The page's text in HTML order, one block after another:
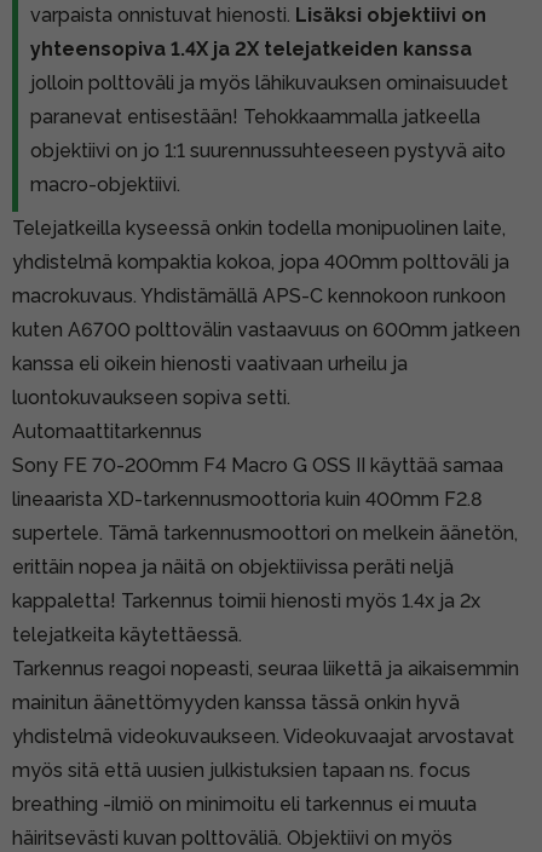
varpaista onnistuvat hienosti. Lisäksi objektiivi on
yhteensopiva 1.4X ja 2X telejatkeiden kanssa
jolloin polttoväli ja myös lähikuvauksen ominaisuudet
paranevat entisestään! Tehokkaammalla jatkeella
objektiivi on jo 1:1 suurennussuhteeseen pystyvä aito
macro-objektiivi.
Telejatkeilla kyseessä onkin todella monipuolinen laite,
yhdistelmä kompaktia kokoa, jopa 400mm polttoväli ja
macrokuvaus. Yhdistämällä APS-C kennokoon runkoon
kuten A6700 polttovälin vastaavuus on 600mm jatkeen
kanssa eli oikein hienosti vaativaan urheilu ja
luontokuvaukseen sopiva setti.
Automaattitarkennus
Sony FE 70-200mm F4 Macro G OSS II käyttää samaa
lineaarista XD-tarkennusmoottoria kuin 400mm F2.8
supertele. Tämä tarkennusmoottori on melkein äänetön,
erittäin nopea ja näitä on objektiivissa peräti neljä
kappaletta! Tarkennus toimii hienosti myös 1.4x ja 2x
telejatkeita käytettäessä.
Tarkennus reagoi nopeasti, seuraa liikettä ja aikaisemmin
mainitun äänettömyyden kanssa tässä onkin hyvä
yhdistelmä videokuvaukseen. Videokuvaajat arvostavat
myös sitä että uusien julkistuksien tapaan ns. focus
breathing -ilmiö on minimoitu eli tarkennus ei muuta
häiritsevästi kuvan polttoväliä. Objektiivi on myös